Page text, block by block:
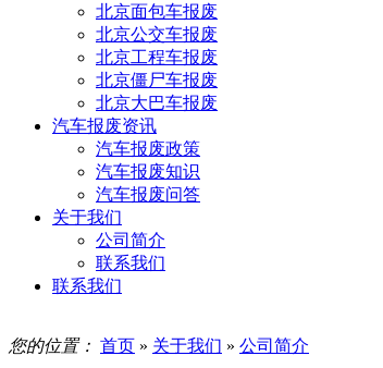
北京面包车报废
北京公交车报废
北京工程车报废
北京僵尸车报废
北京大巴车报废
汽车报废资讯
汽车报废政策
汽车报废知识
汽车报废问答
关于我们
公司简介
联系我们
联系我们
您的位置： 首页 » 关于我们 » 公司简介